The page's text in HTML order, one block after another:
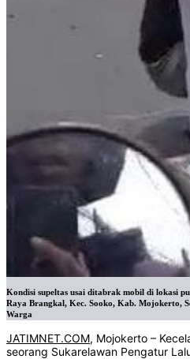
Kondisi supeltas usai ditabrak mobil di lokasi
Raya Brangkal, Kec. Sooko, Kab. Mojokerto,
Warga
JATIMNET.COM, Mojokerto –
seorang Sukarelawan Pengatur